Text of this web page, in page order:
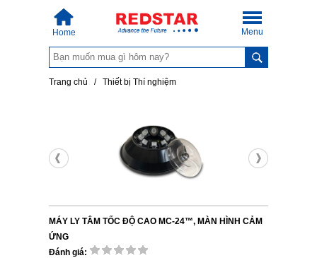
Home Menu
Trang chủ / Thiết bị Thí nghiệm
MÁY LY TÂM TỐC ĐỘ CAO MC-24™, MÀN HÌNH CẢM
ỨNG
Đánh giá: